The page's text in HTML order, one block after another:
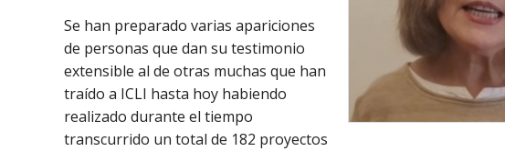
Se han preparado varias apariciones
de personas que dan su testimonio
extensible al de otras muchas que han
traído a ICLI hasta hoy habiendo
realizado durante el tiempo
transcurrido un total de 182 proyectos